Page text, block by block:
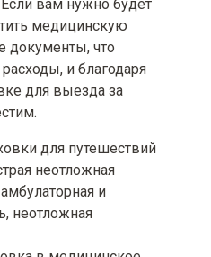
размер франшизы
срок действия
[включая
порядке
в действие и
для
в случае
им обязанностей,
договором
вам нужно будет
медицинскую
документы, что
и благодаря
для выезда за
для путешествий
неотложная
и
неотложная